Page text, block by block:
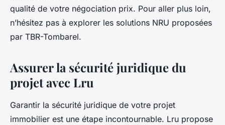
qualité de votre négociation prix. Pour aller plus loin,
n’hésitez pas à explorer les solutions NRU proposées
par TBR-Tombarel.
Assurer la sécurité juridique du
projet avec Lru
Garantir la sécurité juridique de votre projet
immobilier est une étape incontournable. Lru propose